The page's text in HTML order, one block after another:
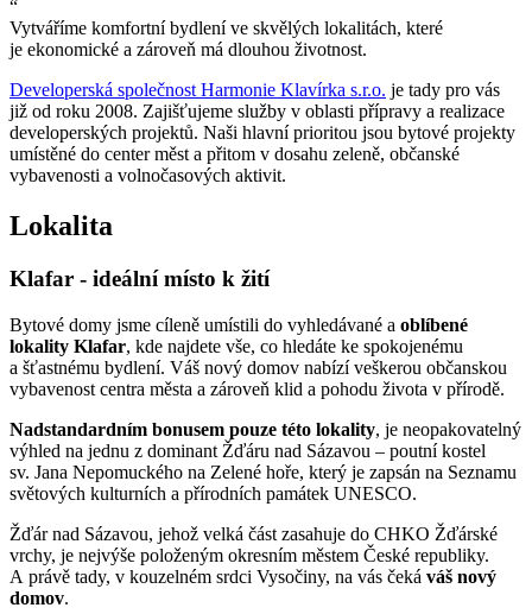
“
Vytváříme komfortní bydlení ve skvělých lokalitách, které
je ekonomické a zároveň má dlouhou životnost.
Developerská společnost Harmonie Klavírka s.r.o. je tady pro vás
již od roku 2008. Zajišťujeme služby v oblasti přípravy a realizace
developerských projektů. Naši hlavní prioritou jsou bytové projekty
umístěné do center měst a přitom v dosahu zeleně, občanské
vybavenosti a volnočasových aktivit.
Lokalita
Klafar - ideální místo k žití
Bytové domy jsme cíleně umístili do vyhledávané a oblíbené
lokality Klafar, kde najdete vše, co hledáte ke spokojenému
a šťastnému bydlení. Váš nový domov nabízí veškerou občanskou
vybavenost centra města a zároveň klid a pohodu života v přírodě.
Nadstandardním bonusem pouze této lokality, je neopakovatelný
výhled na jednu z dominant Žďáru nad Sázavou – poutní kostel
sv. Jana Nepomuckého na Zelené hoře, který je zapsán na Seznamu
světových kulturních a přírodních památek UNESCO.
Žďár nad Sázavou, jehož velká část zasahuje do CHKO Žďárské
vrchy, je nejvýše položeným okresním městem České republiky.
A právě tady, v kouzelném srdci Vysočiny, na vás čeká váš nový
domov.